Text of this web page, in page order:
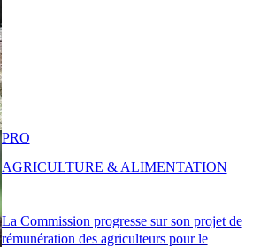
La Commission progresse sur son projet de
rémunération des agriculteurs pour le
PRO
AGRICULTURE & ALIMENTATION